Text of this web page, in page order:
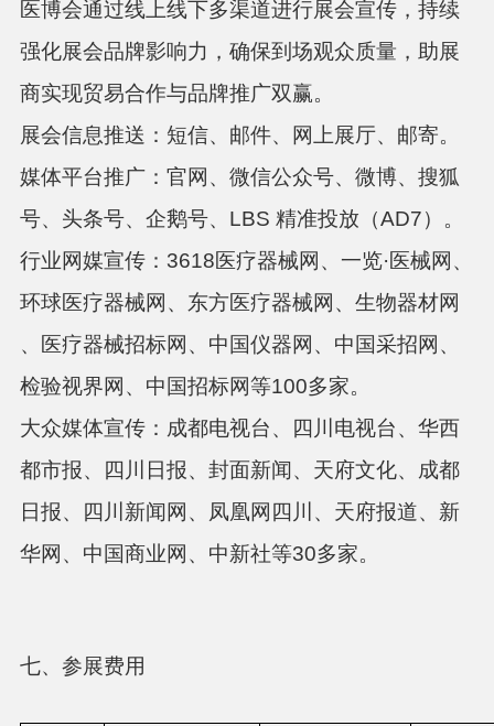
医博会通过线上线下多渠道进行展会宣传，持续
强化展会品牌影响力，确保到场观众质量，助展
商实现贸易合作与品牌推广双赢。
展会信息推送 ：短信、邮件、网上展厅、邮寄。
媒体平台推广：官网、微信公众号、微博、搜狐
号、头条号、企鹅号、 LBS 精准投放（AD7）。
行业网媒宣传： 3618 医疗器械网、一览·医械网、
环球医疗器械网、东方医疗器械网、生物器材网
、医疗器械招标网、中国仪器网、中国采招网、
检验视界网、中国招标网等100多家。
大众媒体宣传： 成都电视台、四川电视台、华西
都市报、四川日报、封面新闻、天府文化、成都
日报、四川新闻网、凤凰网四川、天府报道、新
华网、中国商业网、中新社等30多家。
七、参展费用